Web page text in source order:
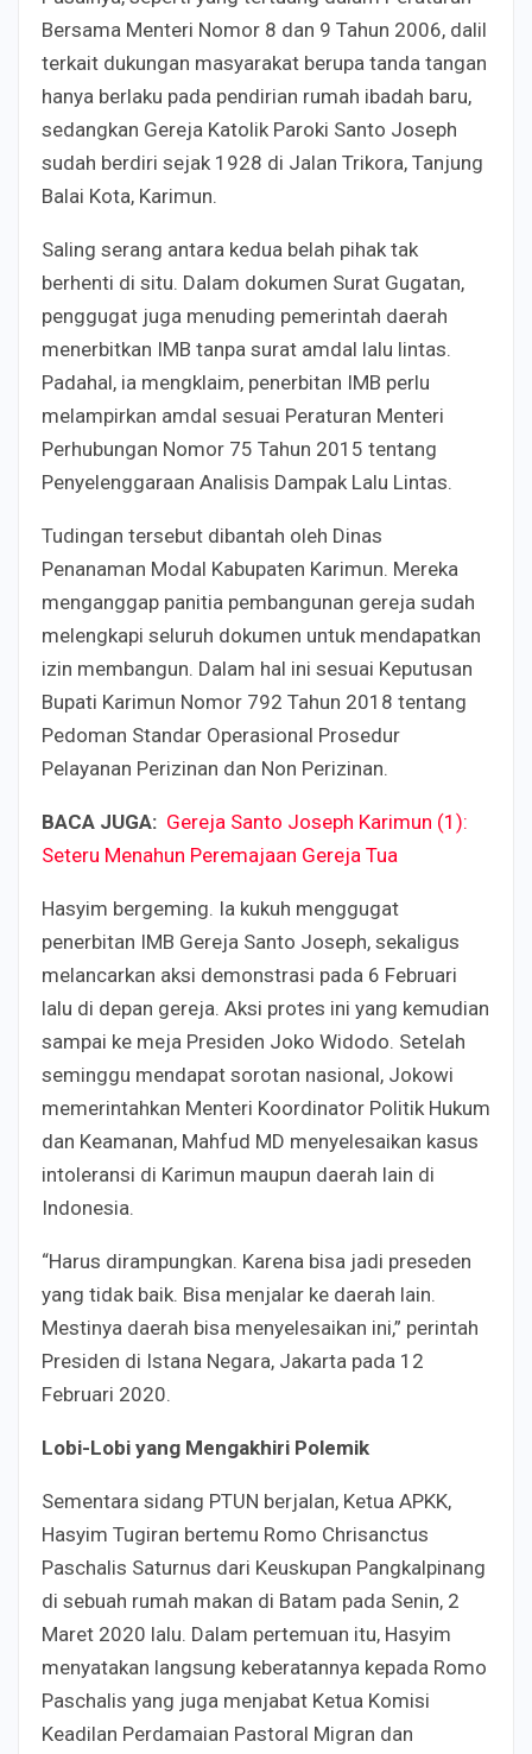
Bersama Menteri Nomor 8 dan 9 Tahun 2006, dalil
terkait dukungan masyarakat berupa tanda tangan
hanya berlaku pada pendirian rumah ibadah baru,
sedangkan Gereja Katolik Paroki Santo Joseph
sudah berdiri sejak 1928 di Jalan Trikora, Tanjung
Balai Kota, Karimun.
Saling serang antara kedua belah pihak tak
berhenti di situ. Dalam dokumen Surat Gugatan,
penggugat juga menuding pemerintah daerah
menerbitkan IMB tanpa surat amdal lalu lintas.
Padahal, ia mengklaim, penerbitan IMB perlu
melampirkan amdal sesuai Peraturan Menteri
Perhubungan Nomor 75 Tahun 2015 tentang
Penyelenggaraan Analisis Dampak Lalu Lintas.
Tudingan tersebut dibantah oleh Dinas
Penanaman Modal Kabupaten Karimun. Mereka
menganggap panitia pembangunan gereja sudah
melengkapi seluruh dokumen untuk mendapatkan
izin membangun. Dalam hal ini sesuai Keputusan
Bupati Karimun Nomor 792 Tahun 2018 tentang
Pedoman Standar Operasional Prosedur
Pelayanan Perizinan dan Non Perizinan.
BACA JUGA: Gereja Santo Joseph Karimun (1):
Seteru Menahun Peremajaan Gereja Tua
Hasyim bergeming. Ia kukuh menggugat
penerbitan IMB Gereja Santo Joseph, sekaligus
melancarkan aksi demonstrasi pada 6 Februari
lalu di depan gereja. Aksi protes ini yang kemudian
sampai ke meja Presiden Joko Widodo. Setelah
seminggu mendapat sorotan nasional, Jokowi
memerintahkan Menteri Koordinator Politik Hukum
dan Keamanan, Mahfud MD menyelesaikan kasus
intoleransi di Karimun maupun daerah lain di
Indonesia.
“Harus dirampungkan. Karena bisa jadi preseden
yang tidak baik. Bisa menjalar ke daerah lain.
Mestinya daerah bisa menyelesaikan ini,” perintah
Presiden di Istana Negara, Jakarta pada 12
Februari 2020.
Lobi-Lobi yang Mengakhiri Polemik
Sementara sidang PTUN berjalan, Ketua APKK,
Hasyim Tugiran bertemu Romo Chrisanctus
Paschalis Saturnus dari Keuskupan Pangkalpinang
di sebuah rumah makan di Batam pada Senin, 2
Maret 2020 lalu. Dalam pertemuan itu, Hasyim
menyatakan langsung keberatannya kepada Romo
Paschalis yang juga menjabat Ketua Komisi
Keadilan Perdamaian Pastoral Migran dan